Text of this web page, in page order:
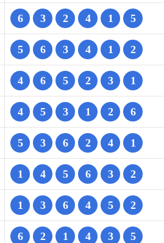
6 3 2 4 1 5
5 6 3 4 1 2
4 6 5 2 3 1
4 5 3 1 2 6
5 3 6 2 4 1
1 4 5 6 3 2
1 3 6 4 5 2
6 2 1 4 3 5